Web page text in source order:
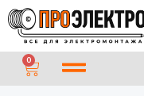
Перейти
содержимому
0 CART